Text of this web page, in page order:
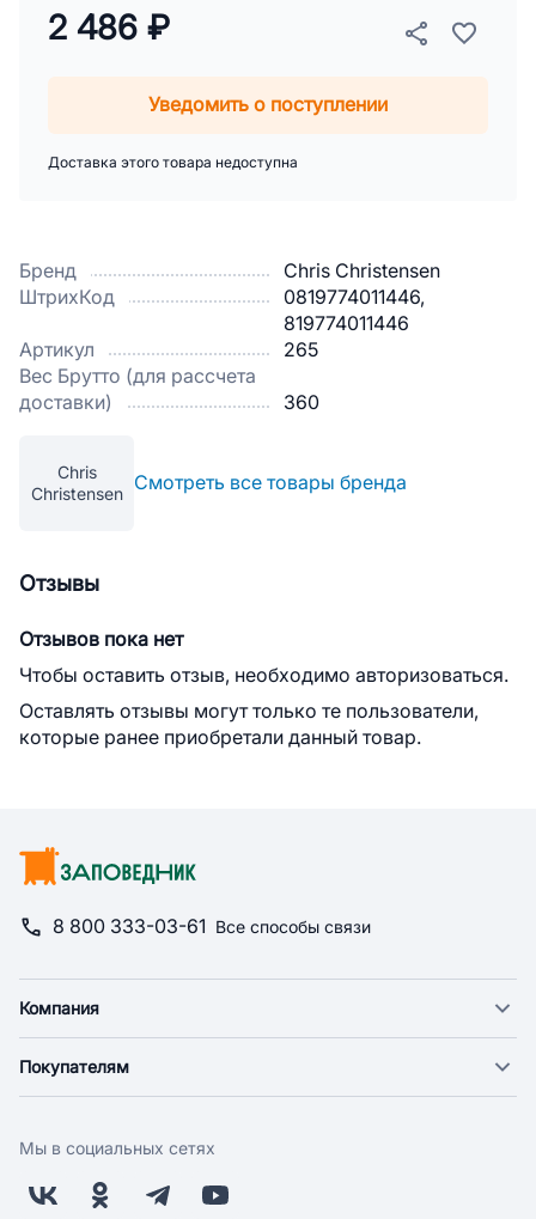
Бренд
Chris Christensen
ШтрихКод
0819774011446,
819774011446
Артикул
265
Вес Брутто (для рассчета
доставки)
360
Chris
Christensen
Смотреть все товары бренда
2 486 ₽
Уведомить о поступлении
Доставка этого товара недоступна
Отзывы
Отзывов пока нет
Чтобы оставить отзыв, необходимо авторизоваться.
Оставлять отзывы могут только те пользователи,
которые ранее приобретали данный товар.
8 800 333-03-61 Все способы связи
Компания
Новости
Поставщикам
Заводчикам
Покупателям
Оплата
Бонусная программа
Мы в социальных сетях